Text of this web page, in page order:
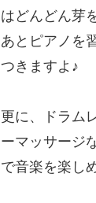
はどんどん芽
あとピアノを
つきますよ♪
更に、ドラム
ーマッサージ
で音楽を楽し